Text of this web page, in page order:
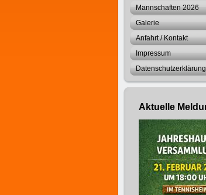
Mannschaften 2026
Galerie
Anfahrt / Kontakt
Impressum
Datenschutzerklärung
Aktuelle